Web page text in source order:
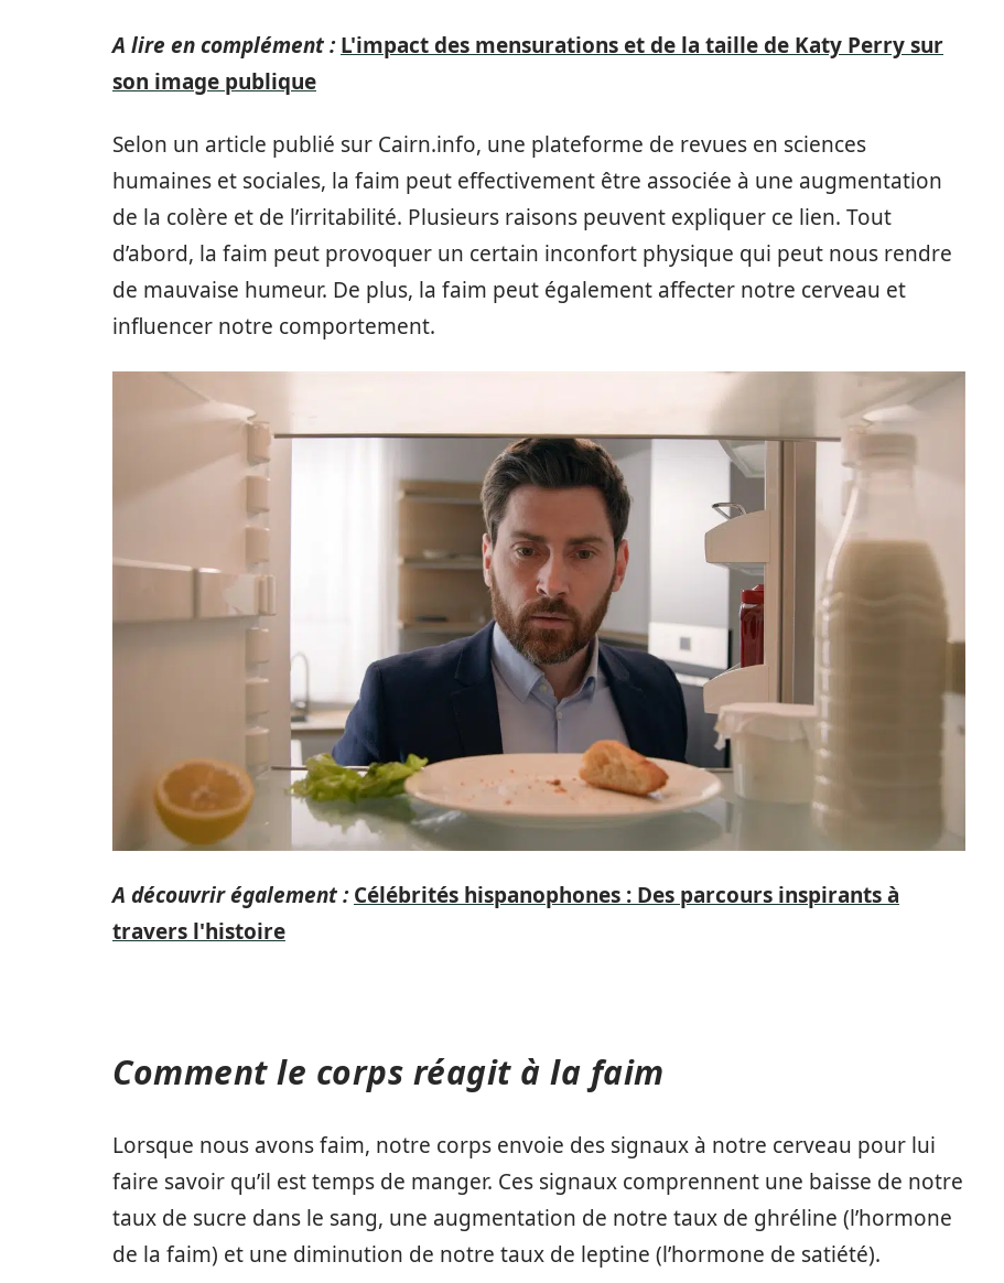
A lire en complément : L'impact des mensurations et de la taille de Katy Perry sur
son image publique
Selon un article publié sur Cairn.info, une plateforme de revues en sciences
humaines et sociales, la faim peut effectivement être associée à une augmentation
de la colère et de l’irritabilité. Plusieurs raisons peuvent expliquer ce lien. Tout
d’abord, la faim peut provoquer un certain inconfort physique qui peut nous rendre
de mauvaise humeur. De plus, la faim peut également affecter notre cerveau et
influencer notre comportement.
A découvrir également : Célébrités hispanophones : Des parcours inspirants à
travers l'histoire
Comment le corps réagit à la faim
Lorsque nous avons faim, notre corps envoie des signaux à notre cerveau pour lui
faire savoir qu’il est temps de manger. Ces signaux comprennent une baisse de notre
taux de sucre dans le sang, une augmentation de notre taux de ghréline (l’hormone
de la faim) et une diminution de notre taux de leptine (l’hormone de satiété).